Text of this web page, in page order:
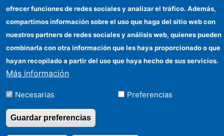
ofrecer funciones de redes sociales y analizar el tráfico. Además,
compartimos información sobre el uso que haga del sitio web con
nuestros partners de redes sociales y análisis web, quienes pueden
combinarla con otra información que les haya proporcionado o que
hayan recopilado a partir del uso que haya hecho de sus servicios.
Más información
Necesarias Preferencias
Guardar preferencias